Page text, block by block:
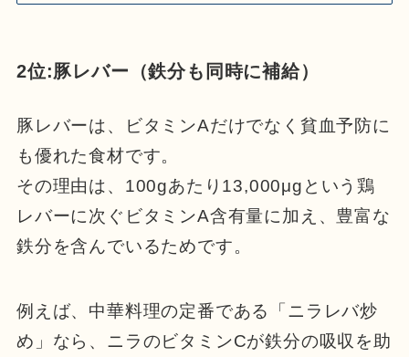
2位:豚レバー（鉄分も同時に補給）
豚レバーは、ビタミンAだけでなく貧血予防に
も優れた食材です。
その理由は、100gあたり13,000μgという鶏
レバーに次ぐビタミンA含有量に加え、豊富な
鉄分を含んでいるためです。
例えば、中華料理の定番である「ニラレバ炒
め」なら、ニラのビタミンCが鉄分の吸収を助